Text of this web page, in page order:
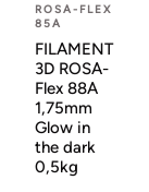
ROSA-FLEX
85A
FILAMENT
3D ROSA-
Flex 88A
1,75mm
Glow in
the dark
0,5kg